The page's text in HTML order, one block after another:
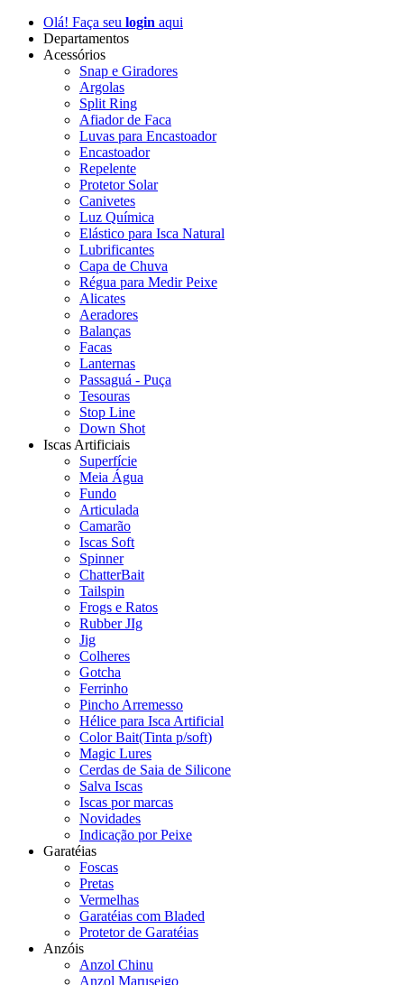
Olá! Faça seu login aqui
Departamentos
Acessórios
Snap e Giradores
Argolas
Split Ring
Afiador de Faca
Luvas para Encastoador
Encastoador
Repelente
Protetor Solar
Canivetes
Luz Química
Elástico para Isca Natural
Lubrificantes
Capa de Chuva
Régua para Medir Peixe
Alicates
Aeradores
Balanças
Facas
Lanternas
Passaguá - Puça
Tesouras
Stop Line
Down Shot
Iscas Artificiais
Superfície
Meia Água
Fundo
Articulada
Camarão
Iscas Soft
Spinner
ChatterBait
Tailspin
Frogs e Ratos
Rubber JIg
Jig
Colheres
Gotcha
Ferrinho
Pincho Arremesso
Hélice para Isca Artificial
Color Bait(Tinta p/soft)
Magic Lures
Cerdas de Saia de Silicone
Salva Iscas
Iscas por marcas
Novidades
Indicação por Peixe
Garatéias
Foscas
Pretas
Vermelhas
Garatéias com Bladed
Protetor de Garatéias
Anzóis
Anzol Chinu
Anzol Maruseigo